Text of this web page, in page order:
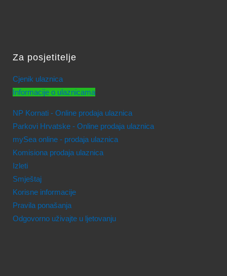
Za posjetitelje
Cjenik ulaznica
Informacije o ulaznicama
NP Kornati - Online prodaja ulaznica
Parkovi Hrvatske - Online prodaja ulaznica
mySea online - prodaja ulaznica
Komisiona prodaja ulaznica
Izleti
Smještaj
Korisne informacije
Pravila ponašanja
Odgovorno uživajte u ljetovanju